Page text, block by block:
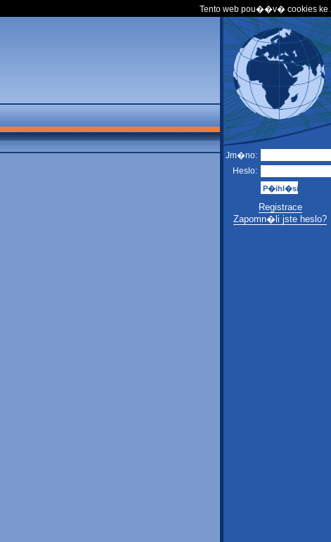
Tento web pou��v� cookies
Jm�no:
Heslo:
Registrace
Zapomn�li jste heslo?